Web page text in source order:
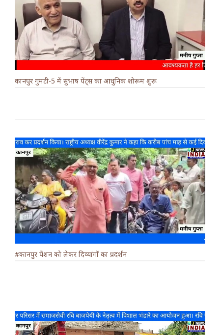
कानपुर गुमटी-5 में सुभाष पेंट्स का आधुनिक शोरूम शुरू
#कानपुर पेंशन को लेकर दिव्यांगों का प्रदर्शन